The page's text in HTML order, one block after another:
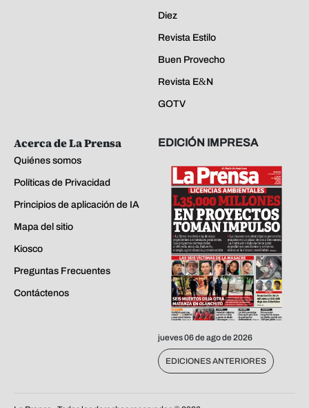
Diez
Revista Estilo
Buen Provecho
Revista E&N
GOTV
Acerca de La Prensa
Quiénes somos
Políticas de Privacidad
Principios de aplicación de IA
Mapa del sitio
Kiosco
Preguntas Frecuentes
Contáctenos
EDICIÓN IMPRESA
jueves 06 de ago de 2026
EDICIONES ANTERIORES